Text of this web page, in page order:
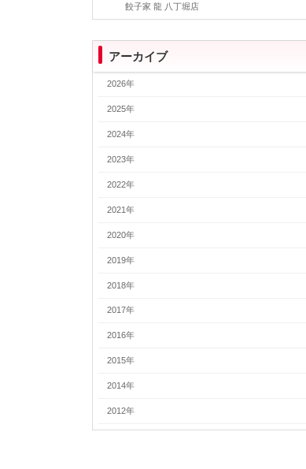
餃子家 龍 八丁堀店
アーカイブ
2026年
2025年
2024年
2023年
2022年
2021年
2020年
2019年
2018年
2017年
2016年
2015年
2014年
2012年